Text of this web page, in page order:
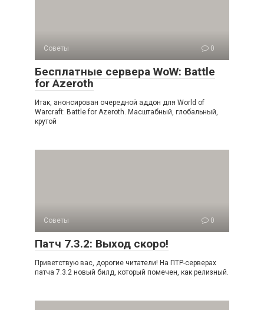
Советы 0
Бесплатные сервера WoW: Battle
for Azeroth
Итак, анонсирован очередной аддон для World of
Warcraft: Battle for Azeroth. Масштабный, глобальный,
крутой
Советы 0
Патч 7.3.2: Выход скоро!
Приветствую вас, дорогие читатели! На ПТР-серверах
патча 7.3.2 новый билд, который помечен, как релизный.